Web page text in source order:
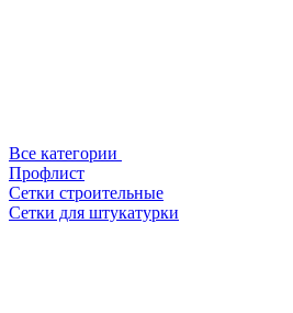
Все категории
Профлист
Сетки строительные
Сетки для штукатурки